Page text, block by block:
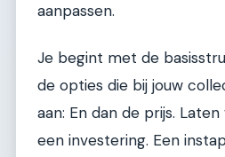
aanpassen.
Je begint met de
de opties die bij jouw
aan: En dan de prijs.
een investering. Een